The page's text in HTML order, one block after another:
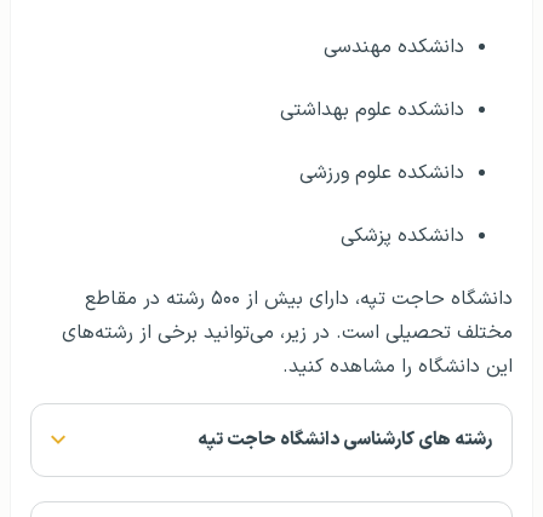
دانشکده مهندسی
دانشکده علوم بهداشتی
دانشکده علوم ورزشی
دانشکده پزشکی
دانشگاه حاجت تپه، دارای بیش از ۵۰۰ رشته در مقاطع
مختلف تحصیلی است. در زیر، می‌توانید برخی از رشته‌های
این دانشگاه را مشاهده کنید.
رشته های کارشناسی دانشگاه حاجت تپه